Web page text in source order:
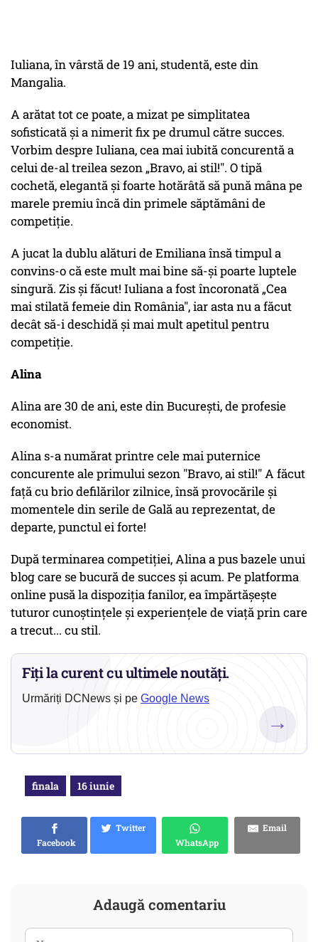
Iuliana, în vârstă de 19 ani, studentă, este din
Mangalia.
A arătat tot ce poate, a mizat pe simplitatea
sofisticată și a nimerit fix pe drumul către succes.
Vorbim despre Iuliana, cea mai iubită concurentă a
celui de-al treilea sezon „Bravo, ai stil!". O tipă
cochetă, elegantă și foarte hotărâtă să pună mâna pe
marele premiu încă din primele săptămâni de
competiție.
A jucat la dublu alături de Emiliana însă timpul a
convins-o că este mult mai bine să-și poarte luptele
singură. Zis și făcut! Iuliana a fost încoronată „Cea
mai stilată femeie din România", iar asta nu a făcut
decât să-i deschidă și mai mult apetitul pentru
competiție.
Alina
Alina are 30 de ani, este din București, de profesie
economist.
Alina s-a numărat printre cele mai puternice
concurente ale primului sezon "Bravo, ai stil!" A făcut
față cu brio defilărilor zilnice, însă provocările și
momentele din serile de Gală au reprezentat, de
departe, punctul ei forte!
După terminarea competiției, Alina a pus bazele unui
blog care se bucură de succes și acum. Pe platforma
online pusă la dispoziția fanilor, ea împărtășește
tuturor cunoștințele și experiențele de viață prin care
a trecut... cu stil.
Fiți la curent cu ultimele noutăți.
Urmăriți DCNews și pe Google News
→
finala 16 iunie
Facebook
Twitter
WhatsApp
Email
Adaugă comentariu